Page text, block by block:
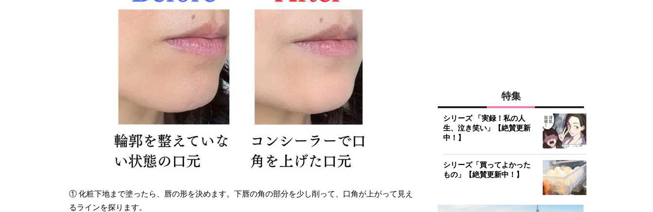
① 化粧下地まで塗ったら、唇の形を決めます。下唇の角の部分を少し削って、口角が上がって見え
るラインを探ります。
特集
シリーズ 「実録！私の人
生、泣き笑い」【絶賛更新
中！】
シリーズ「買ってよかった
もの」【絶賛更新中！】